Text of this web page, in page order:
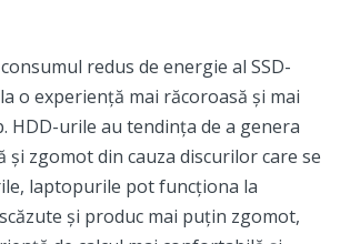
redus de energie al SSD-
o experiență mai răcoroasă și mai
HDD-urile au tendința de a genera
și zgomot din cauza discurilor care se
laptopurile pot funcționa la
și produc mai puțin zgomot,